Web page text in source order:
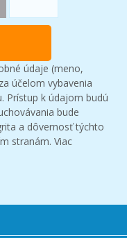
údaje (meno,
účelom vybavenia
Prístup k údajom budú
bude
a dôvernosť týchto
stranám. Viac